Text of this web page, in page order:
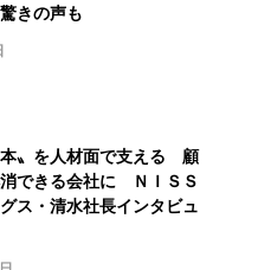
きの声も
本〟を人材面で支える 顧
できる会社に ＮＩＳＳ
ス・清水社長インタビュ